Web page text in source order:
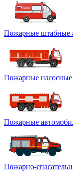
Пожарные штабные
Пожарные насосные
Пожарные
Пожарно-